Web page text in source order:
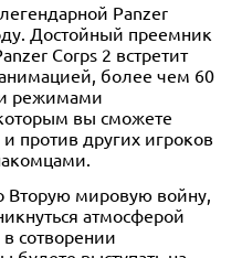
Panzer
Достойный преемник
Corps 2 встретит
более чем 60
режимами
вы сможете
против других игроков
Вторую мировую войну,
атмосферой
сотворении